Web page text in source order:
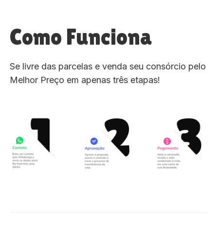
Como Funciona
Se livre das parcelas e venda seu consórcio pelo
Melhor Preço em apenas três etapas!